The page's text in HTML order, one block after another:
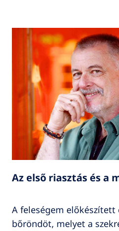
Az első riasztás és a
A feleségem előkészített
bőröndöt, melyet a